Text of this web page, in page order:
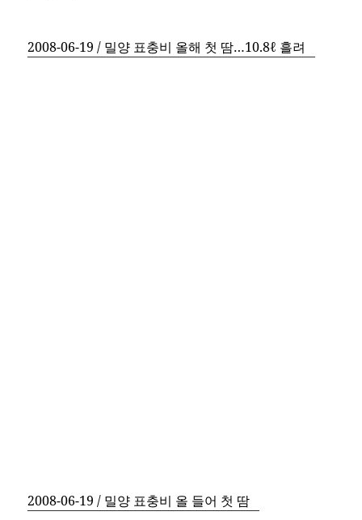
2008-06-19 / 밀양 표충비 올해 첫 땀…10.8ℓ 흘려
2008-06-19 / 밀양 표충비 올 들어 첫 땀